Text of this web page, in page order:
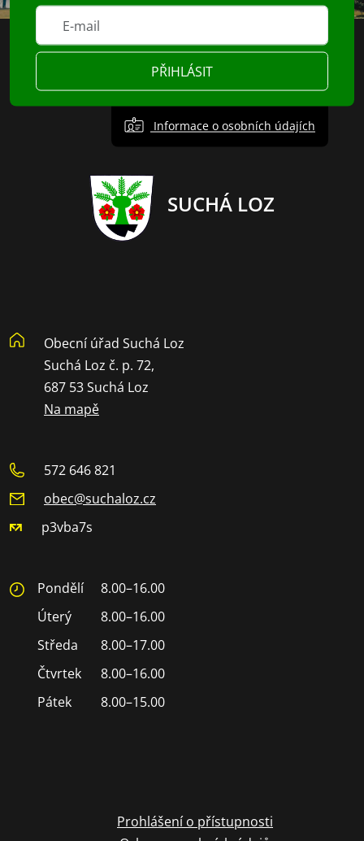
PŘIHLÁSIT
Informace o osobních údajích
SUCHÁ LOZ
Obecní úřad Suchá Loz
Suchá Loz č. p. 72,
687 53 Suchá Loz
Na mapě
572 646 821
obec@suchaloz.cz
p3vba7s
Pondělí
8.00–16.00
Úterý
8.00–16.00
Středa
8.00–17.00
Čtvrtek
8.00–16.00
Pátek
8.00–15.00
Prohlášení o přístupnosti